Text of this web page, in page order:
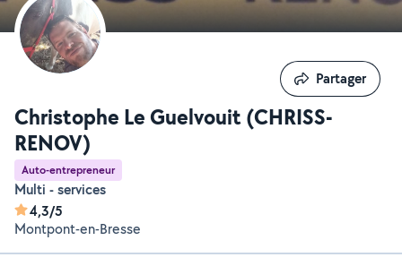
Christophe Le Guelvouit (CHRISS-
RENOV)
Auto-entrepreneur
Multi - services
4,3/5
Montpont-en-Bresse
Partager
Partager